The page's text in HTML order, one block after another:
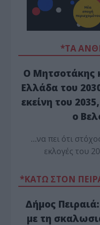
*ΤΑ
Ο Μητσοτάκης
Ελλάδα του
εκείνη του
ο
…να πει ότι
εκλογές του
*ΚΑΤΩ ΣΤΟΝ
Δήμος
με τη